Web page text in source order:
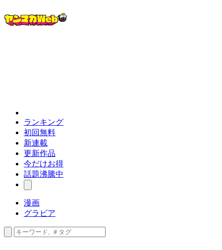
ランキング
初回無料
新連載
更新作品
今だけお得
話題沸騰中
漫画
グラビア